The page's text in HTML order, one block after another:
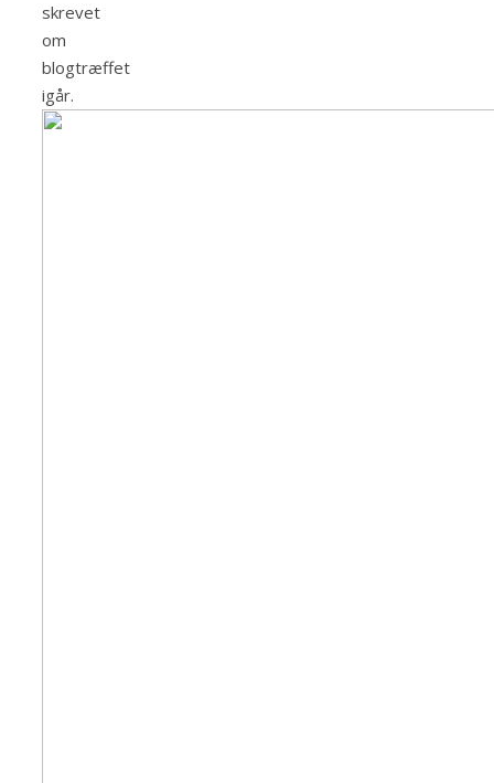
skrevet
om
blogtræffet
igår.